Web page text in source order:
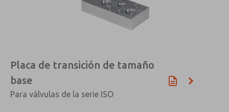
Placa de transición de tamaño
base
Para válvulas de la serie ISO